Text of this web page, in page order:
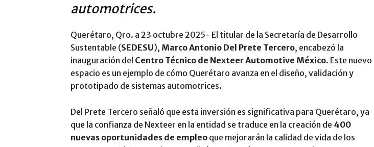
automotrices.
Querétaro, Qro. a 23 octubre 2025- El titular de la Secretaría de Desarrollo
Sustentable (SEDESU), Marco Antonio Del Prete Tercero, encabezó la
inauguración del Centro Técnico de Nexteer Automotive México. Este nuevo
espacio es un ejemplo de cómo Querétaro avanza en el diseño, validación y
prototipado de sistemas automotrices.
Del Prete Tercero señaló que esta inversión es significativa para Querétaro, ya
que la confianza de Nexteer en la entidad se traduce en la creación de 400
nuevas oportunidades de empleo que mejorarán la calidad de vida de los